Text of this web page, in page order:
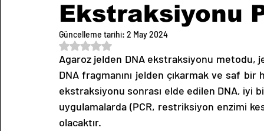
Ekstraksiyonu
Güncelleme tarihi: 2 May 2024
5 üzerinden NaN yıldız
Agaroz jelden DNA ekstraksiyonu
DNA fragmanını jelden çıkarmak ve saf
ekstraksiyonu sonrası elde edilen DNA, iyi
uygulamalarda (PCR, restriksiyon enzimi
olacaktır.